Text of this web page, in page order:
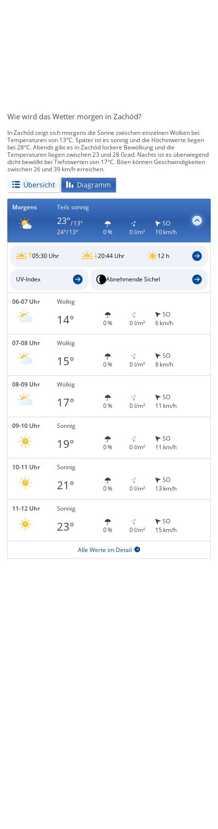
Wie wird das Wetter morgen in Zachód?
In Zachód zeigt sich morgens die Sonne zwischen einzelnen Wolken bei
Temperaturen von 13°C. Später ist es sonnig und die Höchstwerte liegen
bei 28°C. Abends gibt es in Zachód lockere Bewölkung und die
Temperaturen liegen zwischen 23 und 28 Grad. Nachts ist es überwiegend
dicht bewölkt bei Tiefstwerten von 17°C. Böen können Geschwindigkeiten
zwischen 26 und 39 km/h erreichen.
Übersicht Diagramm
Morgens Teils sonnig
23°/ 13°
24°/ 13°
0 % 0 l/m²
SO
10 km/h
05:30 Uhr 20:44 Uhr 12 h
UV-Index Abnehmende Sichel
06-07 Uhr Wolkig
14° 0 % 0 l/m²
SO
6 km/h
07-08 Uhr Wolkig
15° 0 % 0 l/m²
SO
8 km/h
08-09 Uhr Wolkig
17° 0 % 0 l/m²
SO
11 km/h
09-10 Uhr Sonnig
19° 0 % 0 l/m²
SO
11 km/h
10-11 Uhr Sonnig
21° 0 % 0 l/m²
SO
13 km/h
11-12 Uhr Sonnig
23° 0 % 0 l/m²
SO
15 km/h
Alle Werte im Detail